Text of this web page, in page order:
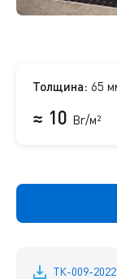
Толщина: 65
≈ 10 Br/м²
ТК-009-2022